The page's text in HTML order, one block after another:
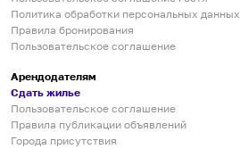
Политика обработки персональных данных
Правила бронирования
Пользовательское соглашение
Арендодателям
Сдать жилье
Пользовательское соглашение
Правила публикации объявлений
Города присутствия